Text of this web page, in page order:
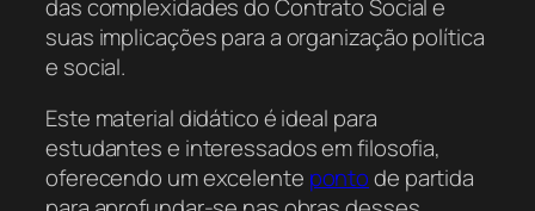
das complexidades do Contrato Social e
suas implicações para a organização política
e social.
Este material didático é ideal para
estudantes e interessados em filosofia,
oferecendo um excelente pontode partida